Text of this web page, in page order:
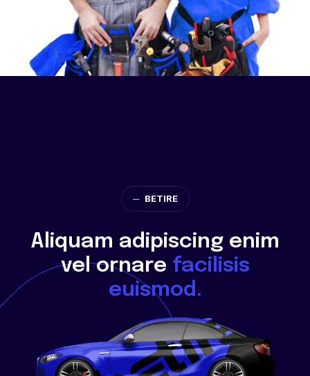
─ BETIRE
Aliquam adipiscing enim
vel ornare facilisis
euismod.